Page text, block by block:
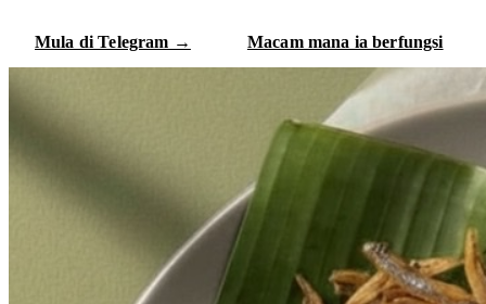
Mula di Telegram → Macam mana ia berfungsi